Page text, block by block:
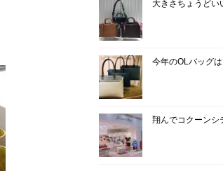
大きさちょうどい
今年のOLバッグは
翔んでコクーンシ